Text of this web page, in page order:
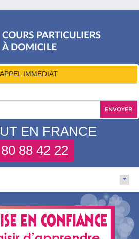
IMMÉDIAT
EN FRANCE
88 42 22